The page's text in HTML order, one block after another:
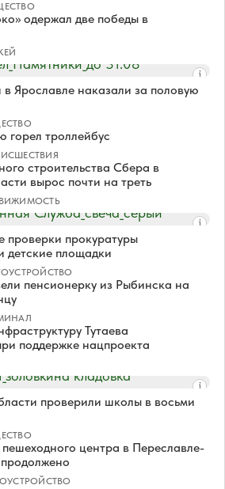
одержал две победы в
Ярославле наказали за половую
горел троллейбус
строительства Сбера в
вырос почти на треть
проверки прокуратуры
детские площадки
пенсионерку из Рыбинска на
Тутаева
поддержке нацпроекта
проверили школы в восьми
пешеходного центра в Переславле-